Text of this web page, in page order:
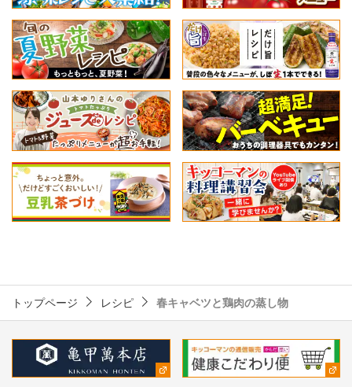
トップページ レシピ 春キャベツと鶏肉の蒸し物